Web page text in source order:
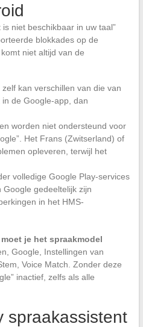
niet beschikbaar in uw taal”
blokkades op de
niet altijd van de
kan verschillen van die van
de Google-app, dan
worden niet ondersteund voor
Het Frans (Zwitserland) of
opleveren, terwijl het
volledige Google Play-services
gedeeltelijk zijn
in het HMS-
moet je het spraakmodel
Google, Instellingen van
Voice Match. Zonder deze
inactief, zelfs als alle
spraakassistent